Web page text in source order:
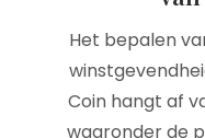
Het bepalen
Coin hangt af
waaronder de